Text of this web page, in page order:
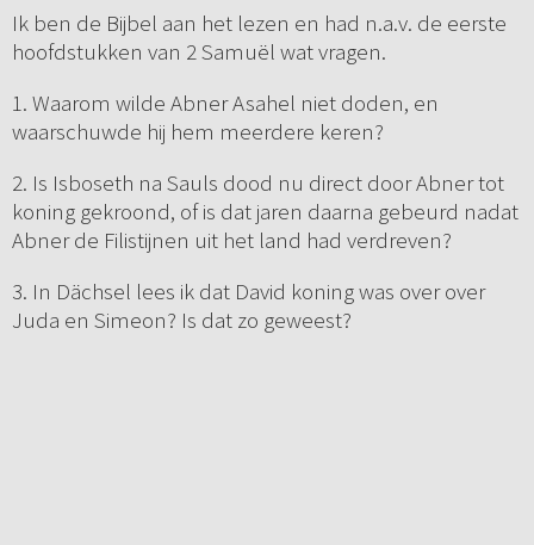
Ik ben de Bijbel aan het lezen en had n.a.v. de eerste
hoofdstukken van 2 Samuël wat vragen.
1. Waarom wilde Abner Asahel niet doden, en
waarschuwde hij hem meerdere keren?
2. Is Isboseth na Sauls dood nu direct door Abner tot
koning gekroond, of is dat jaren daarna gebeurd nadat
Abner de Filistijnen uit het land had verdreven?
3. In Dächsel lees ik dat David koning was over over
Juda en Simeon? Is dat zo geweest?